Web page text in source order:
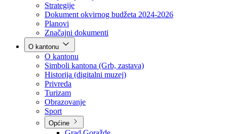
Poslovnik
Program rada Vlade
Ekspoze premijera
Strategije
Dokument okvirnog budžeta 2024-2026
Planovi
Značajni dokumenti
O kantonu
O kantonu
Simboli kantona (Grb, zastava)
Historija (digitalni muzej)
Privreda
Turizam
Obrazovanje